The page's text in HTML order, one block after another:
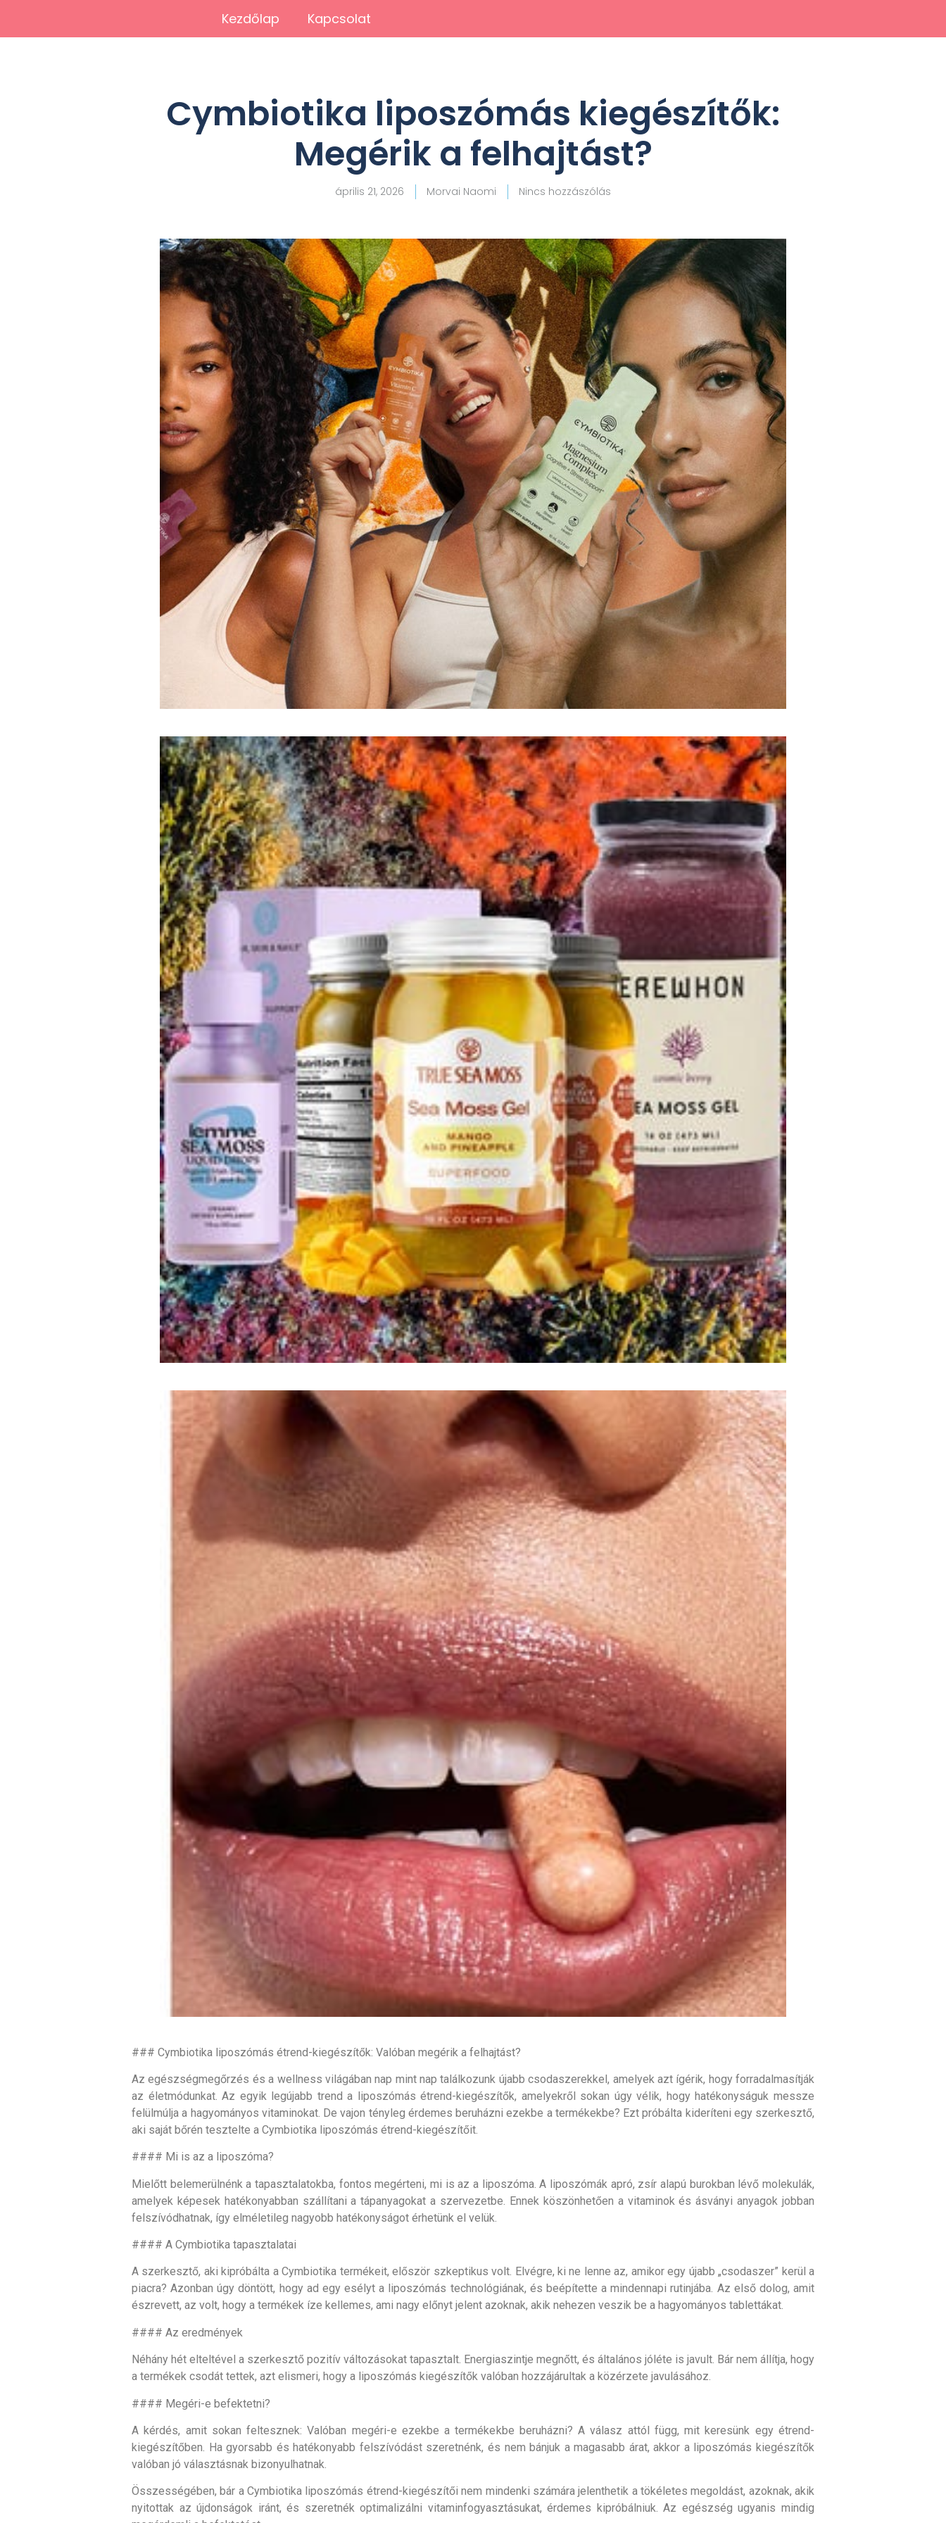
Kezdőlap Kapcsolat
Cymbiotika liposzómás kiegészítők:
Megérik a felhajtást?
április 21, 2026 Morvai Naomi Nincs hozzászólás
### Cymbiotika liposzómás étrend-kiegészítők: Valóban megérik a felhajtást?
Az egészségmegőrzés és a wellness világában nap mint nap találkozunk újabb csodaszerekkel, amelyek azt ígérik, hogy forradalmasítják
az életmódunkat. Az egyik legújabb trend a liposzómás étrend-kiegészítők, amelyekről sokan úgy vélik, hogy hatékonyságuk messze
felülmúlja a hagyományos vitaminokat. De vajon tényleg érdemes beruházni ezekbe a termékekbe? Ezt próbálta kideríteni egy szerkesztő,
aki saját bőrén tesztelte a Cymbiotika liposzómás étrend-kiegészítőit.
#### Mi is az a liposzóma?
Mielőtt belemerülnénk a tapasztalatokba, fontos megérteni, mi is az a liposzóma. A liposzómák apró, zsír alapú burokban lévő molekulák,
amelyek képesek hatékonyabban szállítani a tápanyagokat a szervezetbe. Ennek köszönhetően a vitaminok és ásványi anyagok jobban
felszívódhatnak, így elméletileg nagyobb hatékonyságot érhetünk el velük.
#### A Cymbiotika tapasztalatai
A szerkesztő, aki kipróbálta a Cymbiotika termékeit, először szkeptikus volt. Elvégre, ki ne lenne az, amikor egy újabb „csodaszer” kerül a
piacra? Azonban úgy döntött, hogy ad egy esélyt a liposzómás technológiának, és beépítette a mindennapi rutinjába. Az első dolog, amit
észrevett, az volt, hogy a termékek íze kellemes, ami nagy előnyt jelent azoknak, akik nehezen veszik be a hagyományos tablettákat.
#### Az eredmények
Néhány hét elteltével a szerkesztő pozitív változásokat tapasztalt. Energiaszintje megnőtt, és általános jóléte is javult. Bár nem állítja, hogy
a termékek csodát tettek, azt elismeri, hogy a liposzómás kiegészítők valóban hozzájárultak a közérzete javulásához.
#### Megéri-e befektetni?
A kérdés, amit sokan feltesznek: Valóban megéri-e ezekbe a termékekbe beruházni? A válasz attól függ, mit keresünk egy étrend-
kiegészítőben. Ha gyorsabb és hatékonyabb felszívódást szeretnénk, és nem bánjuk a magasabb árat, akkor a liposzómás kiegészítők
valóban jó választásnak bizonyulhatnak.
Összességében, bár a Cymbiotika liposzómás étrend-kiegészítői nem mindenki számára jelenthetik a tökéletes megoldást, azoknak, akik
nyitottak az újdonságok iránt, és szeretnék optimalizálni vitaminfogyasztásukat, érdemes kipróbálniuk. Az egészség ugyanis mindig